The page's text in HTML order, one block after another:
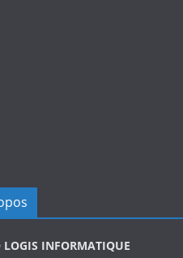
LOGIS INFORMATIQUE